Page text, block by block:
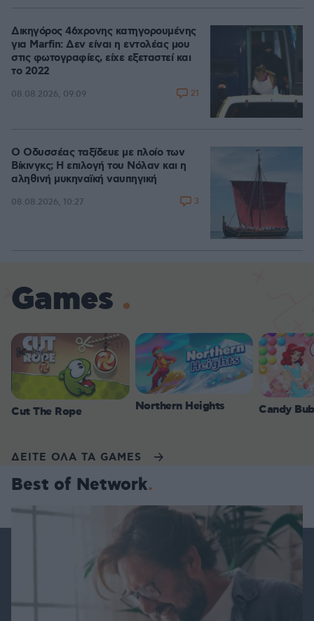
Δικηγόρος 46χρονης κατηγορουμένης
για Marfin: Δεν είναι η εντολέας μου
στις φωτογραφίες, είχε εξεταστεί και
το 2022
08.08.2026, 09:09 21
Ο Οδυσσέας ταξίδευε με πλοίο των
Βίκινγκς; Η επιλογή του Νόλαν και η
αληθινή μυκηναϊκή ναυπηγική
08.08.2026, 10:27 3
Games
Cut The Rope Northern Heights Candy
ΔΕΙΤΕ ΟΛΑ ΤΑ GAMES
Best of Network